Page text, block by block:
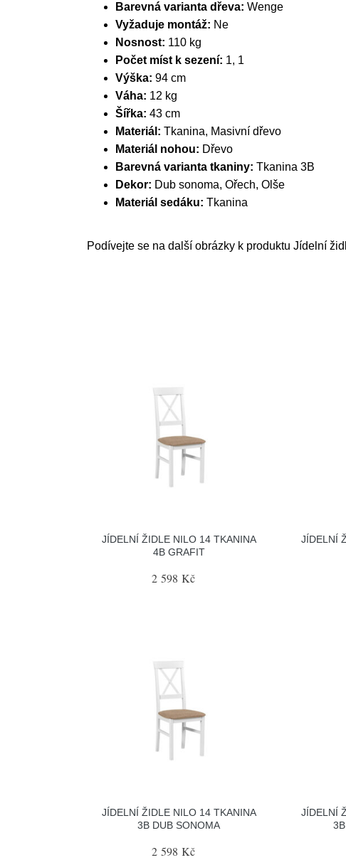
Barevná varianta dřeva: Wenge
Vyžaduje montáž: Ne
Nosnost: 110 kg
Počet míst k sezení: 1, 1
Výška: 94 cm
Váha: 12 kg
Šířka: 43 cm
Materiál: Tkanina, Masivní dřevo
Materiál nohou: Dřevo
Barevná varianta tkaniny: Tkanina 3B
Dekor: Dub sonoma, Ořech, Olše
Materiál sedáku: Tkanina
Podívejte se na další obrázky k produktu Jídelní
JÍDELNÍ ŽIDLE NILO 14 TKANINA
4B GRAFIT
2 598 Kč
JÍDELNÍ
JÍDELNÍ ŽIDLE NILO 14 TKANINA
3B DUB SONOMA
2 598 Kč
JÍDELNÍ